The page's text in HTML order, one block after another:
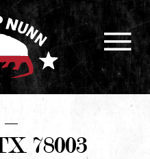
–
78003